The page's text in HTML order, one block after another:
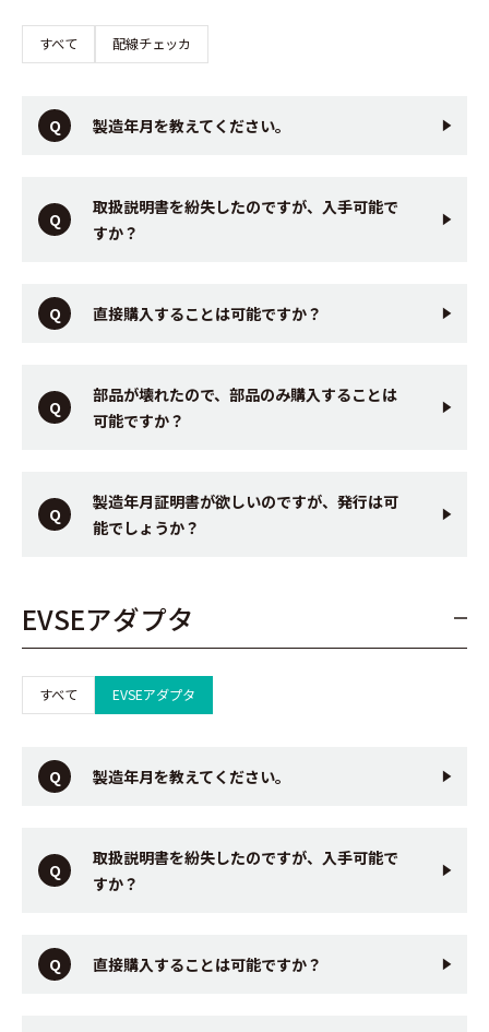
すべて 配線チェッカ
製造年月を教えてください。
取扱説明書を紛失したのですが、入手可能で
すか？
直接購入することは可能ですか？
部品が壊れたので、部品のみ購入することは
可能ですか？
製造年月証明書が欲しいのですが、発行は可
能でしょうか？
EVSEアダプタ
すべて EVSEアダプタ
製造年月を教えてください。
取扱説明書を紛失したのですが、入手可能で
すか？
直接購入することは可能ですか？